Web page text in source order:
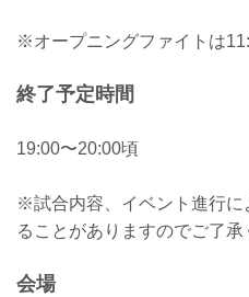
※オープニングファイトは
終了予定時間
19:00〜20:00頃
※試合内容、イベント進行に
ることがありますのでご了承
会場